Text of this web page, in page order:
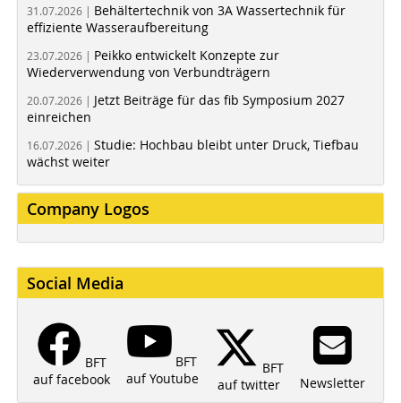
31.07.2026 | Behältertechnik von 3A Wassertechnik für
effiziente Wasseraufbereitung
23.07.2026 | Peikko entwickelt Konzepte zur
Wiederverwendung von Verbundträgern
20.07.2026 | Jetzt Beiträge für das fib Symposium 2027
einreichen
16.07.2026 | Studie: Hochbau bleibt unter Druck, Tiefbau
wächst weiter
Company Logos
Social Media
BFT
auf facebook
BFT
auf Youtube
BFT
auf twitter
Newsletter